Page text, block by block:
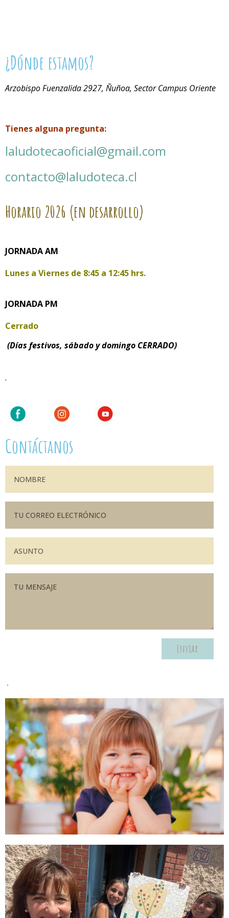
¿Dónde estamos?
Arzobispo Fuenzalida 2927, Ñuñoa, Sector Campus Oriente
Tienes alguna pregunta:
laludotecaoficial@gmail.com
contacto@laludoteca.cl
Horario 2026 (en desarrollo)
JORNADA AM
Lunes a Viernes de 8:45 a 12:45 hrs.
JORNADA PM
Cerrado
(Días festivos, sábado y domingo CERRADO)
.
Contáctanos
Enviar
.